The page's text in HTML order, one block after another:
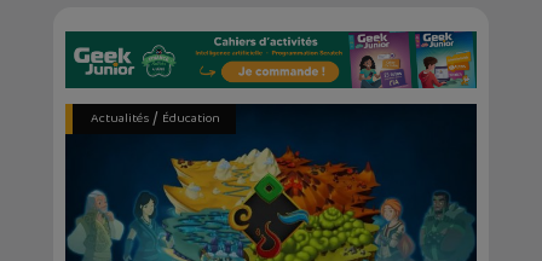
Actualités/ Éducation